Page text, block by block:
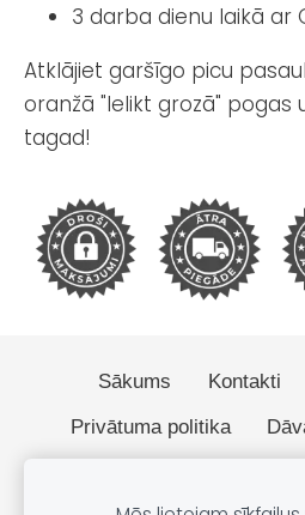
3 darba dienu laikā ar
Atklājiet garšīgo picu
oranžā "Ielikt grozā" pogas
tagad!
Sākums Kontakti
Privātuma politika